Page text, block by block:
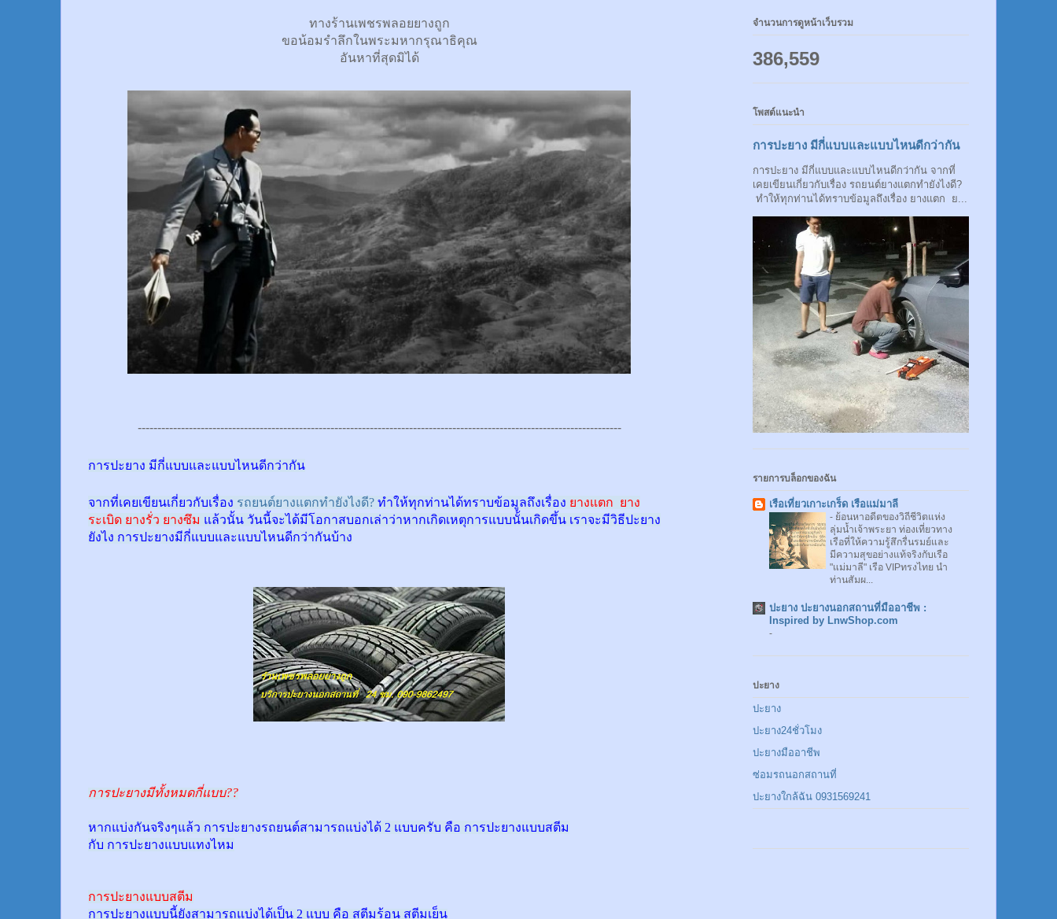
ทางร้านเพชรพลอยยางถูก
ขอน้อมรำลึกในพระมหากรุณาธิคุณ
อันหาที่สุดมิได้
---------------------------------------------------------------------------------------------------------------------------
การปะยาง มีกี่แบบและแบบไหนดีกว่ากัน
จากที่เคยเขียนเกี่ยวกับเรื่อง รถยนต์ยางแตกทำยังไงดี? ทำให้ทุกท่านได้ทราบข้อมูลถึงเรื่อง ยางแตก ยาง
ระเบิด ยางรั่ว ยางซึม แล้วนั้น วันนี้จะได้มีโอกาสบอกเล่าว่าหากเกิดเหตุการแบบนั้นเกิดขึ้น เราจะมีวิธีปะยาง
ยังไง การปะยางมีกี่แบบและแบบไหนดีกว่ากันบ้าง
การปะยางมีทั้งหมดกี่แบบ??
หากแบ่งกันจริงๆแล้ว การปะยางรถยนต์สามารถแบ่งได้ 2 แบบครับ คือ การปะยางแบบสตีม
กับ การปะยางแบบแทงไหม
การปะยางแบบสตีม
การปะยางแบบนี้ยังสามารถแบ่งได้เป็น 2 แบบ คือ สตีมร้อน สตีมเย็น
จำนวนการดูหน้าเว็บรวม
386,559
โพสต์แนะนำ
การปะยาง มีกี่แบบและแบบไหนดีกว่ากัน
การปะยาง มีกี่แบบและแบบไหนดีกว่ากัน จากที่
เคยเขียนเกี่ยวกับเรื่อง รถยนต์ยางแตกทำยังไงดี?
ทำให้ทุกท่านได้ทราบข้อมูลถึงเรื่อง ยางแตก ย...
รายการบล็อกของฉัน
เรือเที่ยวเกาะเกร็ด เรือแม่มาลี
- ย้อนหาอดีตของวิถีชีวิตแห่ง
ลุ่มน้ำเจ้าพระยา ท่องเที่ยวทาง
เรือที่ให้ความรู้สึกรื่นรมย์และ
มีความสุขอย่างแท้จริงกับเรือ
"แม่มาลี" เรือ VIPทรงไทย นำ
ท่านสัมผ...
ปะยาง ปะยางนอกสถานที่มืออาชีพ :
Inspired by LnwShop.com
-
ปะยาง
ปะยาง
ปะยาง24ชั่วโมง
ปะยางมืออาชีพ
ซ่อมรถนอกสถานที่
ปะยางใกล้ฉัน 0931569241